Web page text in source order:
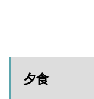
夕食